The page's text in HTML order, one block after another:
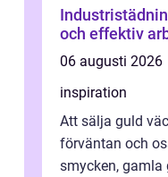
Industristädning grunden för en
och effektiv
06 augusti 2026
inspiration
Att sälja guld
förväntan och
smycken, gamla